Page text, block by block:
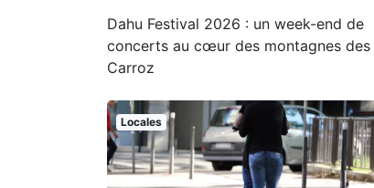
Dahu Festival 2026 : un week-end de
concerts au cœur des montagnes des
Carroz
Locales